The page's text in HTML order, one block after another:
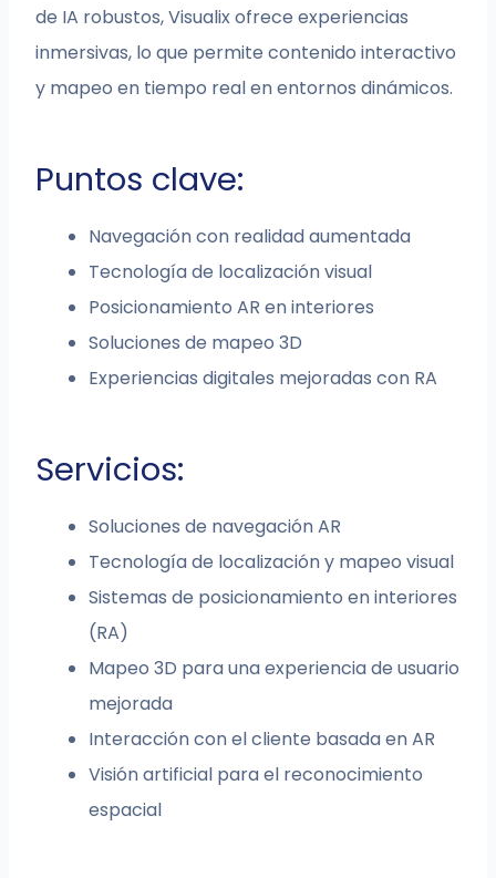
de IA robustos, Visualix ofrece experiencias
inmersivas, lo que permite contenido interactivo
y mapeo en tiempo real en entornos dinámicos.
Puntos clave:
Navegación con realidad aumentada
Tecnología de localización visual
Posicionamiento AR en interiores
Soluciones de mapeo 3D
Experiencias digitales mejoradas con RA
Servicios:
Soluciones de navegación AR
Tecnología de localización y mapeo visual
Sistemas de posicionamiento en interiores
(RA)
Mapeo 3D para una experiencia de usuario
mejorada
Interacción con el cliente basada en AR
Visión artificial para el reconocimiento
espacial